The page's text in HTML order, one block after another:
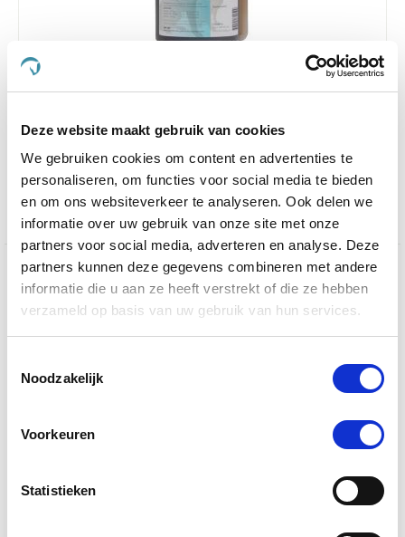
Deze website maakt gebruik van cookies
We gebruiken cookies om content en advertenties te
personaliseren, om functies voor social media te bieden
en om ons websiteverkeer te analyseren. Ook delen we
informatie over uw gebruik van onze site met onze
partners voor social media, adverteren en analyse. Deze
partners kunnen deze gegevens combineren met andere
informatie die u aan ze heeft verstrekt of die ze hebben
verzameld op basis van uw gebruik van hun services.
Noodzakelijk
Voorkeuren
Statistieken
star
€ 24,15 € 20,53
Welkom op de website van De Paardendrogist,
waar wij met trots een uitgebreid assortiment van
hoogwaardige producten presenteren, zowel vanDe
Paardendrogistals vanDursy Dog, gericht op de
katten. Onze passie voor dierenwelzijn heeft ons
ertoe aangezet een diversiteit aan supplementen,
voeding en verzorgingsproducten te ontwikkelen, die
speciaal zijn ontworpen om aan de behoeften van
Of uw dier nu behoefte heeft aan ondersteuning